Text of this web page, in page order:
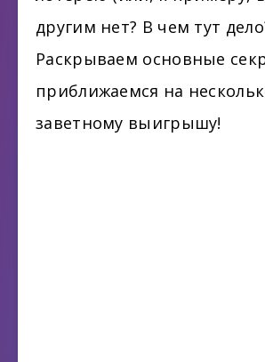
другим нет? В чем тут
Раскрываем основные
приближаемся на
заветному выигрышу!